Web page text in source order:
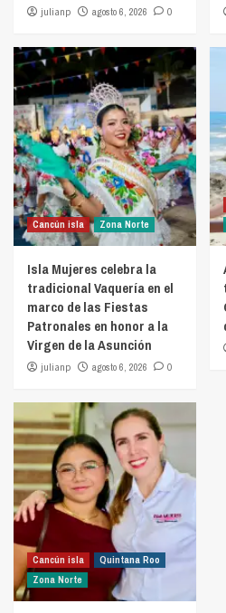
julianp agosto 6, 2026 0
Cancún isla Zona Norte
Isla Mujeres celebra la
tradicional Vaquería en el
marco de las Fiestas
Patronales en honor a la
Virgen de la Asunción
julianp agosto 6, 2026 0
Cancún isla
Quintana Roo
Zona Norte